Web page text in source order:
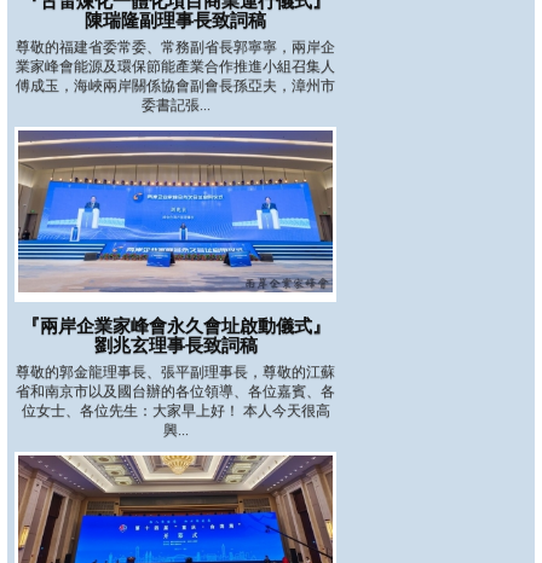
陳瑞隆副理事長致詞稿
尊敬的福建省委常委、常務副省長郭寧寧，兩岸企
業家峰會能源及環保節能產業合作推進小組召集人
傅成玉，海峽兩岸關係協會副會長孫亞夫，漳州市
委書記張...
『兩岸企業家峰會永久會址啟動儀式』
劉兆玄理事長致詞稿
尊敬的郭金龍理事長、張平副理事長，尊敬的江蘇
省和南京市以及國台辦的各位領導、各位嘉賓、各
位女士、各位先生：大家早上好！ 本人今天很高
興...